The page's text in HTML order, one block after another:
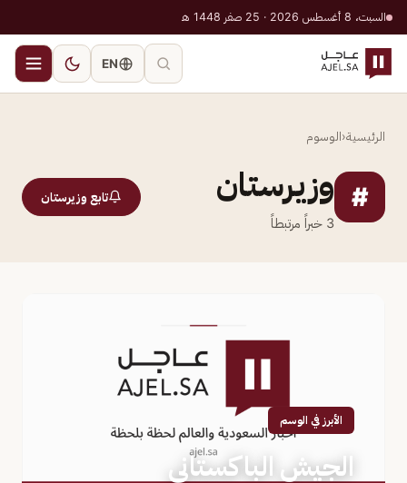
السبت، 8 أغسطس 2026 · 25 صفر 1448 هـ
EN
الرئيسية‹الوسوم
# وزيرستان
3 خبراً مرتبطاً
تابع وزيرستان
الأبرز في الوسم
الجيش الباكستاني